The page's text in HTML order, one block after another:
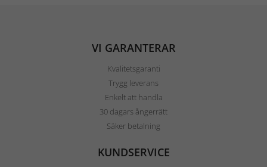
VI GARANTERAR
Kvalitetsgaranti
Trygg leverans
Enkelt att handla
30 dagars ångerrätt
Säker betalning
KUNDSERVICE